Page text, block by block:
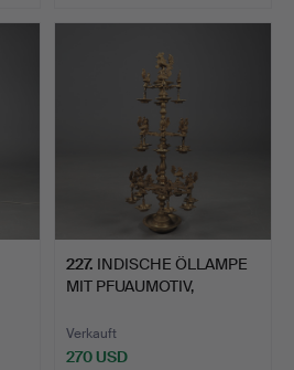
227. INDISCHE ÖLLAMPE
MIT PFUAUMOTIV,
Verkauft
270 USD